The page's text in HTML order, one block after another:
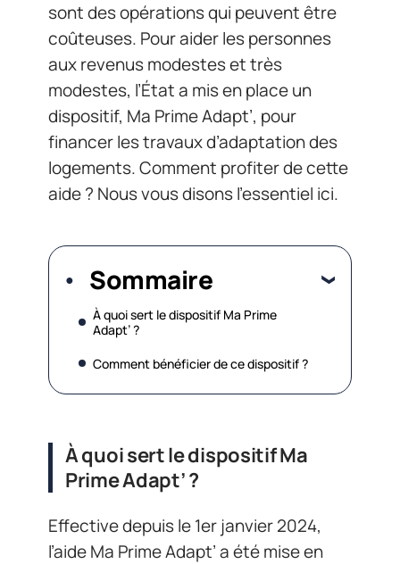
sont des opérations qui peuvent être
coûteuses. Pour aider les personnes
aux revenus modestes et très
modestes, l’État a mis en place un
dispositif, Ma Prime Adapt’, pour
financer les travaux d’adaptation des
logements. Comment profiter de cette
aide ? Nous vous disons l’essentiel ici.
Sommaire
À quoi sert le dispositif Ma Prime
Adapt’ ?
Comment bénéficier de ce dispositif ?
À quoi sert le dispositif Ma
Prime Adapt’ ?
Effective depuis le 1er janvier 2024,
l’aide Ma Prime Adapt’ a été mise en